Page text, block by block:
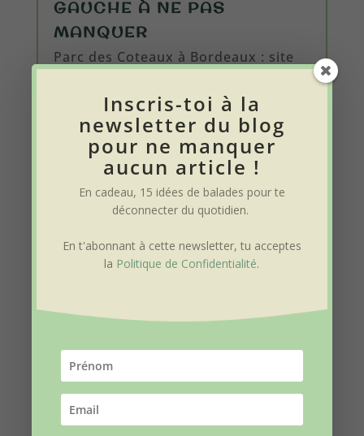
GAUCHE À NE PAS
MANQUER
Parc des Coteaux à Bordeaux : site
hectares avec en bonus des
panoramas incontournables sur la
rive gauche.
lire plus
Inscris-toi à la
newsletter du blog
pour ne manquer
aucun article !
En cadeau, 15 idées de balades pour te
déconnecter du quotidien.
En t'abonnant à cette newsletter, tu acceptes
la Politique de Confidentialité.